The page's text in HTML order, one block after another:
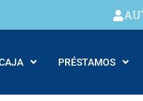
PRÉSTAMOS